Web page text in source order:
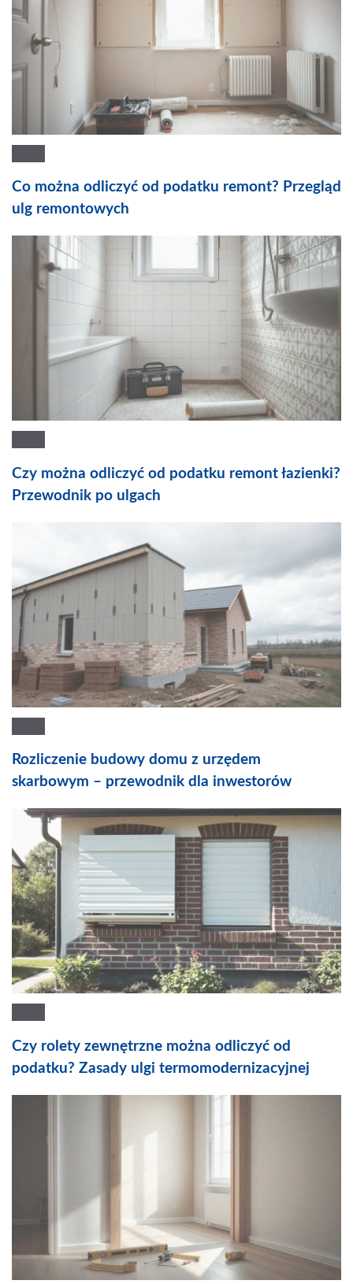
Co można odliczyć od podatku remont? Przegląd
ulg remontowych
Czy można odliczyć od podatku remont łazienki?
Przewodnik po ulgach
Rozliczenie budowy domu z urzędem
skarbowym – przewodnik dla inwestorów
Czy rolety zewnętrzne można odliczyć od
podatku? Zasady ulgi termomodernizacyjnej